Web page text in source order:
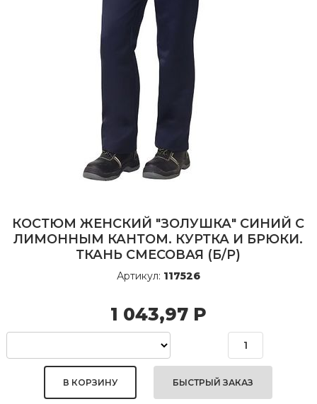
КОСТЮМ ЖЕНСКИЙ "ЗОЛУШКА" СИНИЙ С
ЛИМОННЫМ КАНТОМ. КУРТКА И БРЮКИ.
ТКАНЬ СМЕСОВАЯ (Б/Р)
Артикул: 117526
1 043,97 Р
БЫСТРЫЙ ЗАКАЗ